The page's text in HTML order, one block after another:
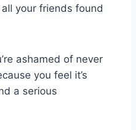
your friends found
ashamed of never
you feel it’s
a serious